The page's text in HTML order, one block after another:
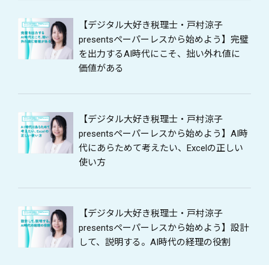
【デジタル大好き税理士・戸村涼子
presentsペーパーレスから始めよう】完璧
を出力するAI時代にこそ、拙い外れ値に
価値がある
【デジタル大好き税理士・戸村涼子
presentsペーパーレスから始めよう】AI時
代にあらためて考えたい、Excelの正しい
使い方
【デジタル大好き税理士・戸村涼子
presentsペーパーレスから始めよう】設計
して、説明する。AI時代の経理の役割